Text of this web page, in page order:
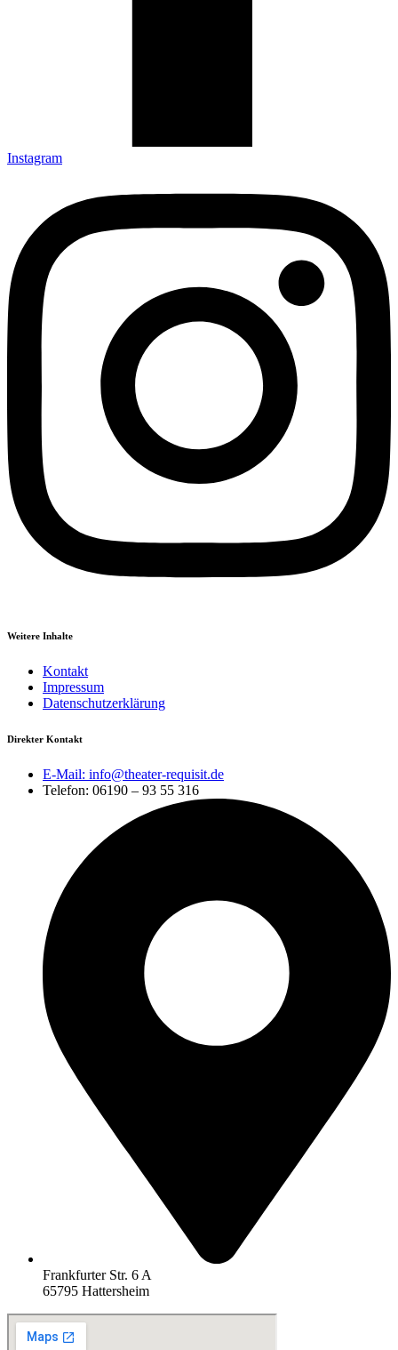
Instagram
Weitere Inhalte
Kontakt
Impressum
Datenschutzerklärung
Direkter Kontakt
E-Mail: info@theater-requisit.de
Telefon: 06190 – 93 55 316
Frankfurter Str. 6 A
65795 Hattersheim